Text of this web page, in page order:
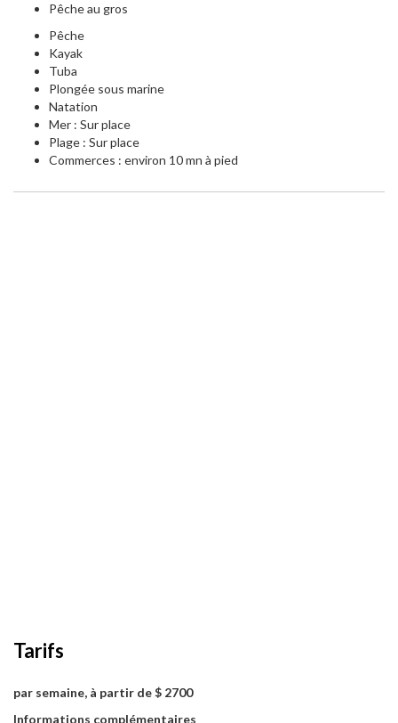
Pêche au gros
Pêche
Kayak
Tuba
Plongée sous marine
Natation
Mer : Sur place
Plage : Sur place
Commerces : environ 10 mn à pied
Tarifs
par semaine, à partir de $ 2700
Informations complémentaires